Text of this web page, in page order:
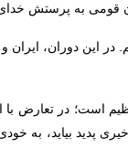
قومی به پرستش
در این دوران،
است؛ در تعارض با
پدید بیاید، به